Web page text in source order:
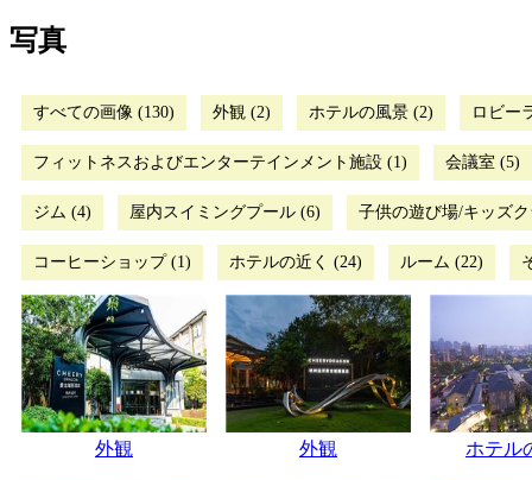
写真
すべての画像 (130) 外観 (2) ホテルの風景 (2) ロビー
フィットネスおよびエンターテインメント施設 (1) 会議室 (5)
ジム (4) 屋内スイミングプール (6) 子供の遊び場/キッズ
コーヒーショップ (1) ホテルの近く (24) ルーム (22)
外観 外観 ホテル